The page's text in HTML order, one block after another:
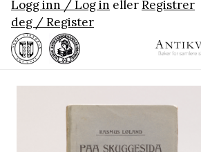
Logg inn / Log in ellerRegistrer
deg / Register